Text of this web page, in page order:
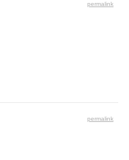
permalink
permalink